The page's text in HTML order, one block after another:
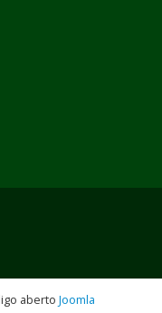
aberto Joomla